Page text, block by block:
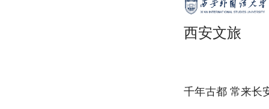
西安文旅
千年古都 常来长